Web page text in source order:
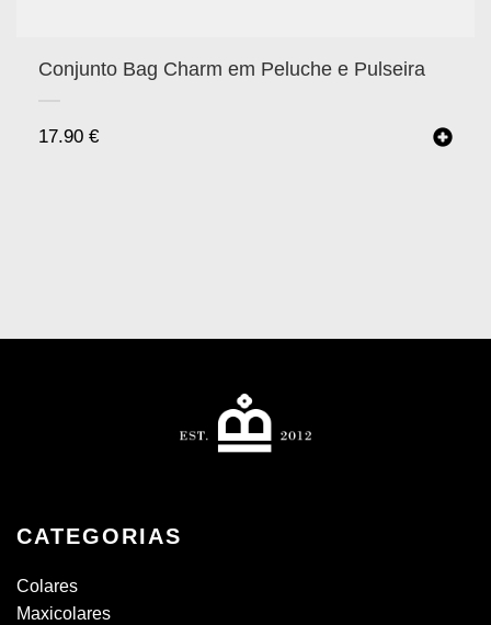
Conjunto Bag Charm em Peluche e Pulseira
17.90 €
CATEGORIAS
Colares
Maxicolares